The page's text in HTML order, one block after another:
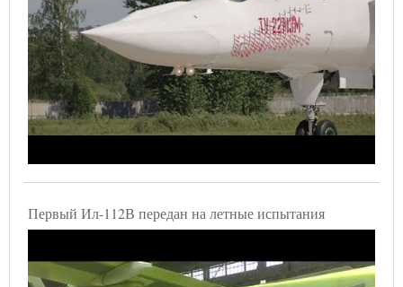
Первый Ил-112В передан на летные испытания